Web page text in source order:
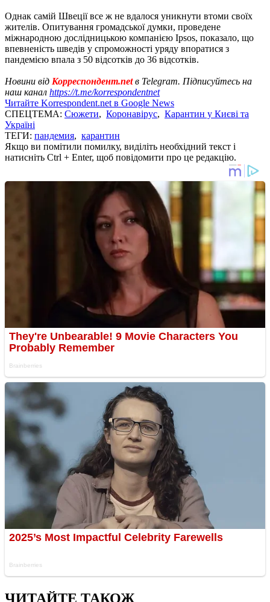
Однак самій Швеції все ж не вдалося уникнути втоми своїх
жителів. Опитування громадської думки, проведене
міжнародною дослідницькою компанією Ipsos, показало, що
впевненість шведів у спроможності уряду впоратися з
пандемією впала з 50 відсотків до 36 відсотків.
Новини від Корреспондент.netв Telegram. Підписуйтесь на
наш канал https://t.me/korrespondentnet
Читайте Korrespondent.net в Google News
СПЕЦТЕМА: Сюжети, Коронавірус, Карантин у Києві та
Україні
ТЕГИ: пандемия, карантин
Якщо ви помітили помилку, виділіть необхідний текст і
натисніть Ctrl + Enter, щоб повідомити про це редакцію.
ЧИТАЙТЕ ТАКОЖ